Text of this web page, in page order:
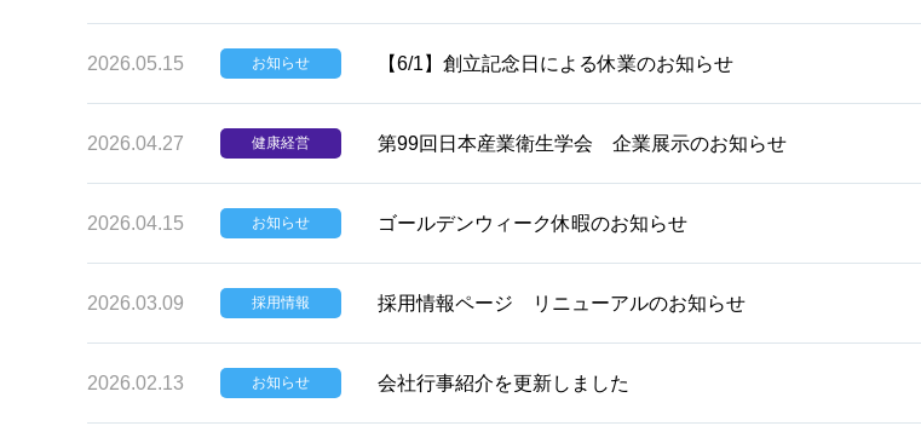
2026.05.15 お知らせ 【6/1】創立記念日による休業のお知らせ
2026.04.27 健康経営 第99回日本産業衛生学会 企業展示のお知らせ
2026.04.15 お知らせ ゴールデンウィーク休暇のお知らせ
2026.03.09 採用情報 採用情報ページ リニューアルのお知らせ
2026.02.13 お知らせ 会社行事紹介を更新しました